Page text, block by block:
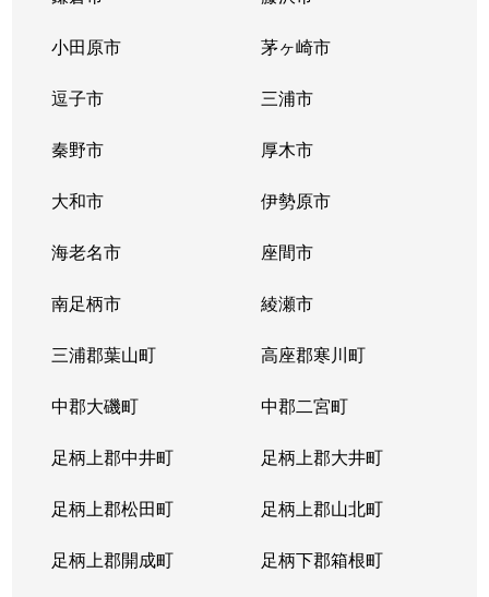
小田原市 茅ヶ崎市
逗子市 三浦市
秦野市 厚木市
大和市 伊勢原市
海老名市 座間市
南足柄市 綾瀬市
三浦郡葉山町 高座郡寒川町
中郡大磯町 中郡二宮町
足柄上郡中井町 足柄上郡大井町
足柄上郡松田町 足柄上郡山北町
足柄上郡開成町 足柄下郡箱根町